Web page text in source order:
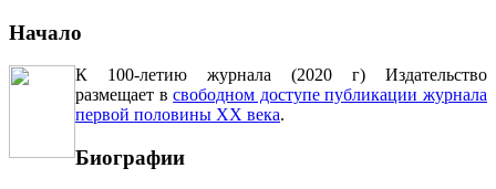
Начало
К 100-летию журнала (2020 г) Издательство
размещает всвободном доступе публикации журнала
первой половины ХХ века.
Биографии